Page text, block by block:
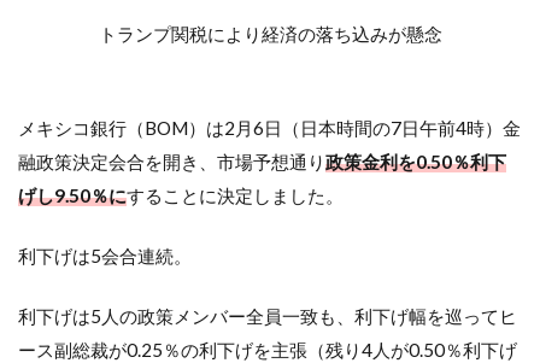
トランプ関税により経済の落ち込みが懸念
メキシコ銀行（BOM）は2月6日（日本時間の7日午前4時）金
融政策決定会合を開き、市場予想通り政策金利を0.50％利下
げし9.50％にすることに決定しました。
利下げは5会合連続。
利下げは5人の政策メンバー全員一致も、利下げ幅を巡ってヒ
ース副総裁が0.25％の利下げを主張（残り4人が0.50％利下げ